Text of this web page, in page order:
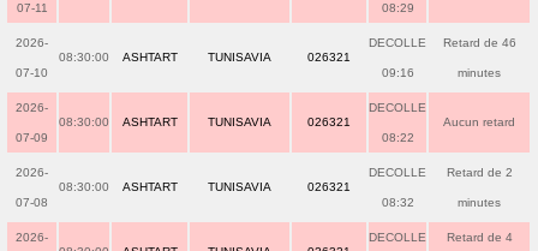
07-11 08:29
2026-
07-10
08:30:00 ASHTART TUNISAVIA 026321
DECOLLE
09:16
Retard de 46
minutes
2026-
07-09
08:30:00 ASHTART TUNISAVIA 026321
DECOLLE
08:22
Aucun retard
2026-
07-08
08:30:00 ASHTART TUNISAVIA 026321
DECOLLE
08:32
Retard de 2
minutes
2026- DECOLLE Retard de 4